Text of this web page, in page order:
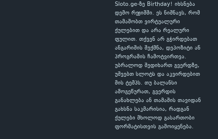
Sloto.ge-ზე Birthday! იხსნება
დემო რეჟიმში. ეს ნიშნავს, რომ
თამაშობთ ვირტუალური
ქულებით და არა რეალური
ფულით. თქვენ არ გჭირდებათ
ანგარიშის შექმნა, დეპოზიტი ან
პროგრამის ჩამოტვირთვა.
უბრალოდ შედიხართ გვერდზე,
უშვებთ სლოტს და აკვირდებით
მის ტემპს. თუ ბალანსი
ამოგეწურათ, გვერდის
განახლება ან თამაშის თავიდან
გახსნა საკმარისია, რადგან
ქულები მხოლოდ გასართობი
ფორმატისთვის გამოიყენება.